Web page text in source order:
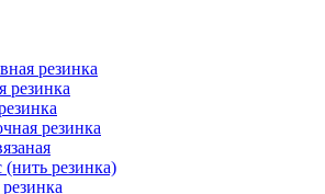
резинка
резинка
резинка
(нить резинка)